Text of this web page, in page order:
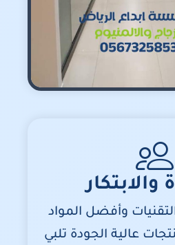
والابتكار
وأفضل المواد
عالية الجودة تلبي